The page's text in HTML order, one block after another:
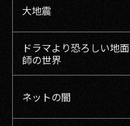
大地震
ドラマより恐ろしい地面
師の世界
ネットの闇